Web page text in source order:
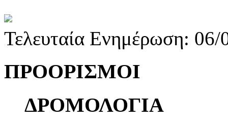
Τελευταία Ενημέρωση:
ΠΡΟΟΡΙΣΜΟΙ
ΔΡΟΜΟΛΟΓΙΑ